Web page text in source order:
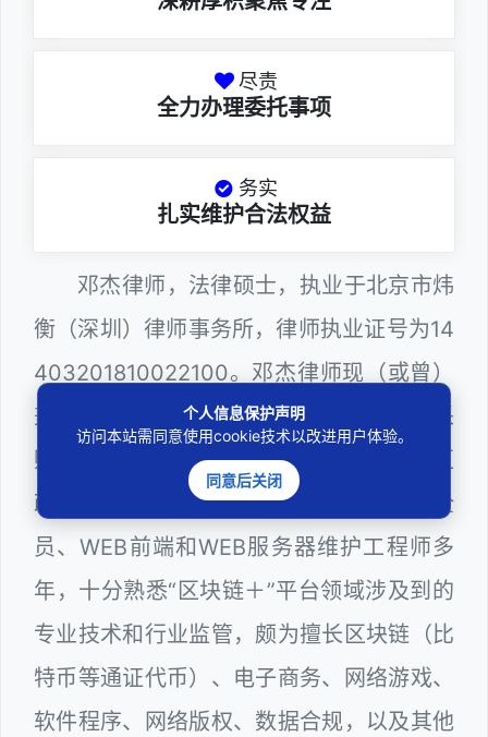
尽责
全力办理委托事项
务实
扎实维护合法权益
邓杰律师，法律硕士，执业于北京市炜
衡（深圳）律师事务所，律师执业证号为14
403201810022100。邓杰律师现（或曾）
兼任深圳市人民政府听证员、深圳市政府采
购评审专家（法律类），曾担任深圳市某区
政府系统公职律师、计算机信息网络安全
员、WEB前端和WEB服务器维护工程师多
年，十分熟悉“区块链＋”平台领域涉及到的
专业技术和行业监管，颇为擅长区块链（比
特币等通证代币）、电子商务、网络游戏、
软件程序、网络版权、数据合规，以及其他
个人信息保护声明
访问本站需同意使用cookie技术以改进用户体验。
同意后关闭